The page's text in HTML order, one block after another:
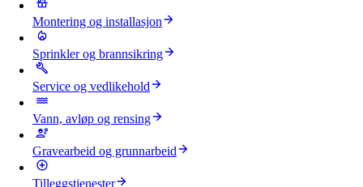
Montering og installasjon
Sprinkler og brannsikring
Service og vedlikehold
Vann, avløp og rensing
Gravearbeid og grunnarbeid
Tilleggstjenester